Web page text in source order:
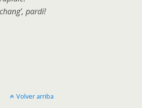
pardi!
Volver arriba